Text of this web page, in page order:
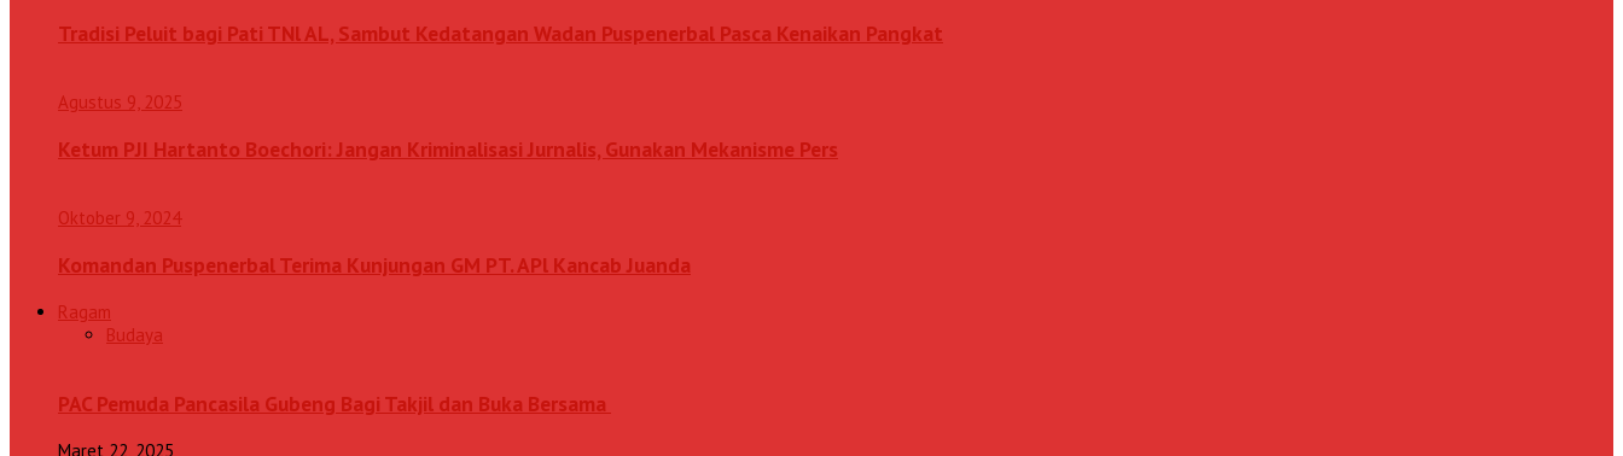
Tradisi Peluit bagi Pati TNl AL, Sambut Kedatangan Wadan Puspenerbal Pasca Kenaikan Pangkat
Agustus 9, 2025
Ketum PJI Hartanto Boechori: Jangan Kriminalisasi Jurnalis, Gunakan Mekanisme Pers
Oktober 9, 2024
Komandan Puspenerbal Terima Kunjungan GM PT. APl Kancab Juanda
Ragam
Budaya
PAC Pemuda Pancasila Gubeng Bagi Takjil dan Buka Bersama
Maret 22, 2025